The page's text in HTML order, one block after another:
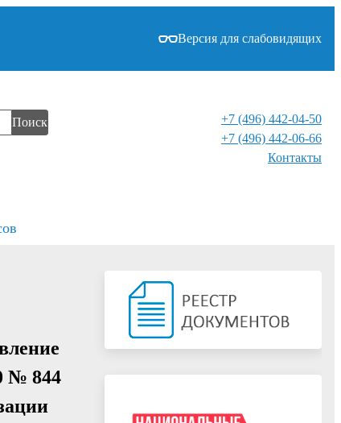
Версия для слабовидящих
Поиск
+7 (496) 442-04-50
+7 (496) 442-06-66
Контакты⁠
№ 844